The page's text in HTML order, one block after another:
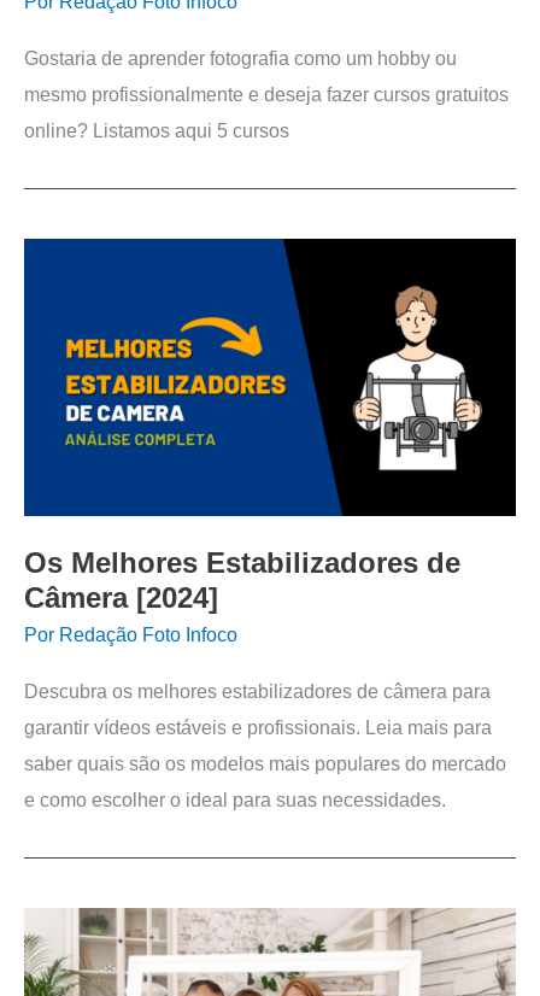
Gostaria de aprender fotografia como um hobby ou
mesmo profissionalmente e deseja fazer cursos gratuitos
online? Listamos aqui 5 cursos
Os Melhores Estabilizadores de
Câmera [2024]
Por Redação Foto Infoco
Descubra os melhores estabilizadores de câmera para
garantir vídeos estáveis e profissionais. Leia mais para
saber quais são os modelos mais populares do mercado
e como escolher o ideal para suas necessidades.